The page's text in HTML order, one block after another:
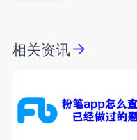
相关资讯